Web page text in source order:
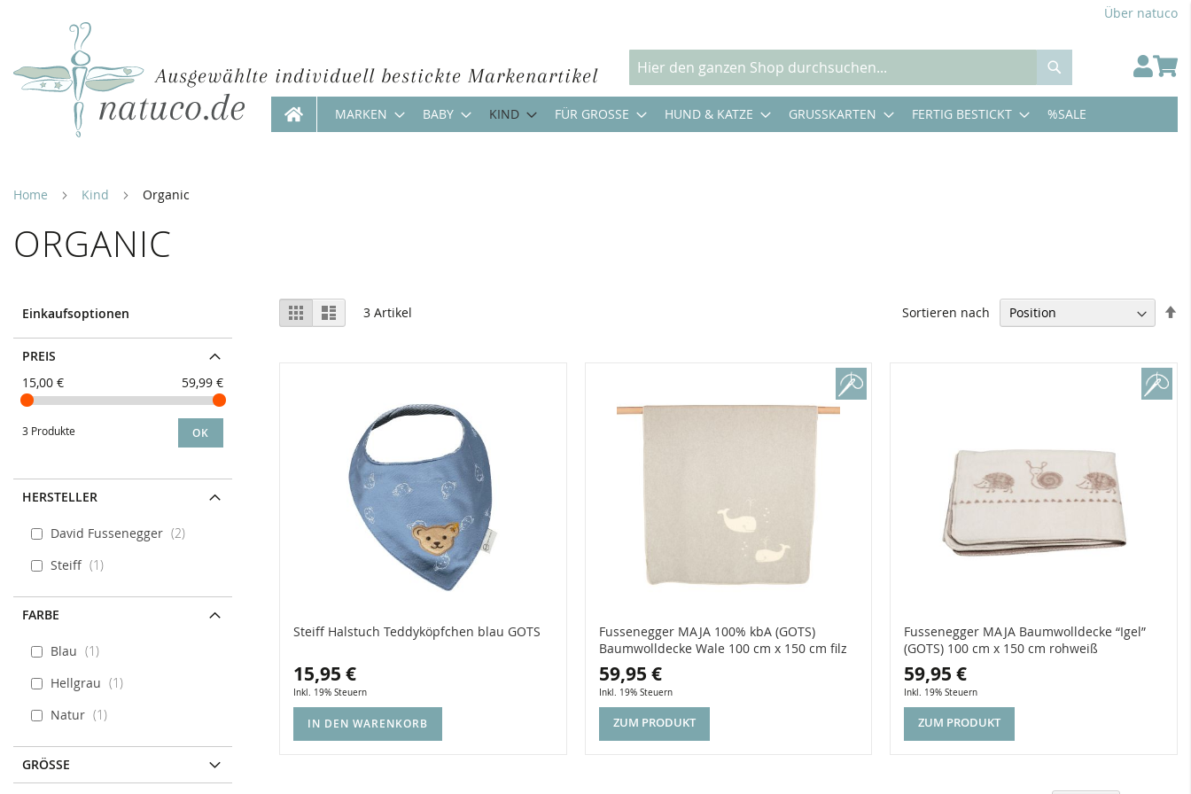
Über natuco
Ausgewählte individuell bestickte Markenartikel Suche
MARKEN BABY KIND FÜR GROSSE HUND & KATZE GRUSSKARTEN FERTIG BESTICKT %SALE
Inhalt
Home Kind Organic
ORGANIC
Ansicht
als
RasterListe 3 Artikel Sortieren nach
Steiff Halstuch Teddyköpfchen blau GOTS
15,95 €
Inkl. 19% Steuern
IN DEN WARENKORB
Fussenegger MAJA 100% kbA (GOTS)
Baumwolldecke Wale 100 cm x 150 cm filz
59,95 €
Inkl. 19% Steuern
ZUM PRODUKT
Fussenegger MAJA Baumwolldecke “Igel”
(GOTS) 100 cm x 150 cm rohweiß
59,95 €
Inkl. 19% Steuern
ZUM PRODUKT
Einkaufsoptionen
PREIS
15,00 €
59,99 €
3 Produkte OK
HERSTELLER
David Fussenegger
2
Steiff
1
FARBE
Blau
1
Hellgrau
1
Natur
1
GRÖSSE